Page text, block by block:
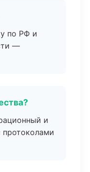
по РФ и
—
и